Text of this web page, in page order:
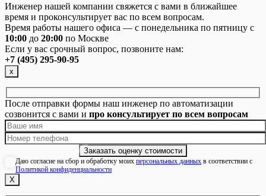
Инженер нашей компании свяжется с вами в ближайшее
время и проконсультирует вас по всем вопросам.
Время работы нашего офиса — с понедельника по пятницу с
10:00 до 20:00 по Москве
Если у вас срочный вопрос, позвоните нам:
+7 (495) 295-90-95
х
После отправки формы наш инженер по автоматизации
созвонится с вами и про консультирует по всем вопросам
Даю согласие на сбор и обработку моих персональных данных в соответствии с
Политикой конфиденциальности
Х